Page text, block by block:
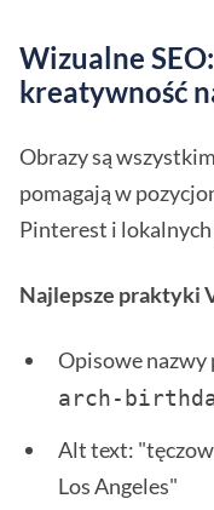
Wizualne
kreatywność
Obrazy są
pomagają w
Pinterest i
Najlepsze praktyki
Opisowe nazwy
arch-
Alt text:
Los Angeles"